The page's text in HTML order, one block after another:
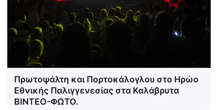
Πρωτοψάλτη και Πορτοκάλογλου στο Ηρώο
Εθνικής Παλιγγενεσίας στα Καλάβρυτα
ΒΙΝΤΕΟ-ΦΩΤΟ.